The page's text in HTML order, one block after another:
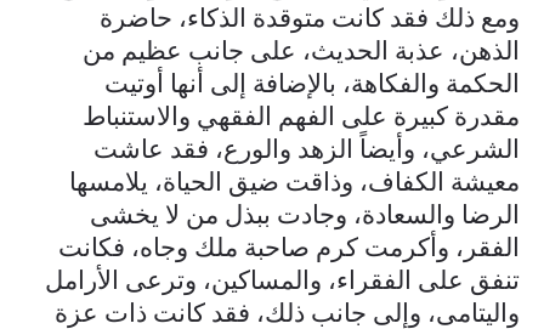
ومع ذلك فقد كانت متوقدة الذكاء، حاضرة
الذهن، عذبة الحديث، على جانب عظيم من
الحكمة والفكاهة، بالإضافة إلى أنها أوتيت
مقدرة كبيرة على الفهم الفقهي والاستنباط
الشرعي، وأيضاً الزهد والورع، فقد عاشت
معيشة الكفاف، وذاقت ضيق الحياة، يلامسها
الرضا والسعادة، وجادت ببذل من لا يخشى
الفقر، وأكرمت كرم صاحبة ملك وجاه، فكانت
تنفق على الفقراء، والمساكين، وترعى الأرامل
واليتامى، وإلى جانب ذلك، فقد كانت ذات عزة